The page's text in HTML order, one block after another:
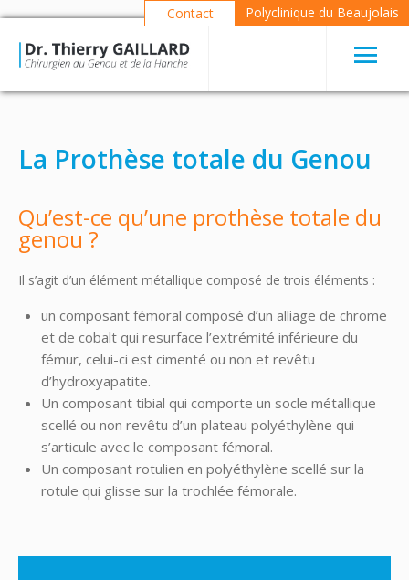
Polyclinique du Beaujolais
Contact
La Prothèse totale du Genou
Qu’est-ce qu’une prothèse totale du
genou ?
Il s’agit d’un élément métallique composé de trois éléments :
un composant fémoral composé d’un alliage de chrome
et de cobalt qui resurface l’extrémité inférieure du
fémur, celui-ci est cimenté ou non et revêtu
d’hydroxyapatite.
Un composant tibial qui comporte un socle métallique
scellé ou non revêtu d’un plateau polyéthylène qui
s’articule avec le composant fémoral.
Un composant rotulien en polyéthylène scellé sur la
rotule qui glisse sur la trochlée fémorale.